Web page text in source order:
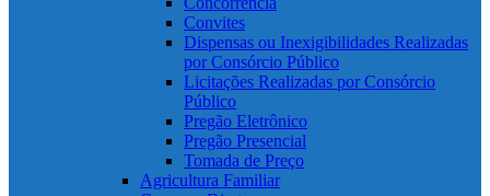
Convites
Dispensas ou Inexigibilidades Realizadas
por Consórcio Público
Licitações Realizadas por Consórcio
Público
Pregão Eletrônico
Pregão Presencial
Tomada de Preço
Agricultura Familiar